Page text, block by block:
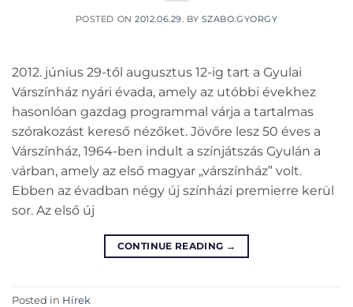
POSTED ON2012.06.29. BY SZABO.GYORGY
2012. június 29-től augusztus 12-ig tart a Gyulai
Várszínház nyári évada, amely az utóbbi évekhez
hasonlóan gazdag programmal várja a tartalmas
szórakozást kereső nézőket. Jövőre lesz 50 éves a
Várszínház, 1964-ben indult a színjátszás Gyulán a
várban, amely az első magyar „várszínház” volt.
Ebben az évadban négy új színházi premierre kerül
sor. Az első új
CONTINUE READING →
Posted in Hírek